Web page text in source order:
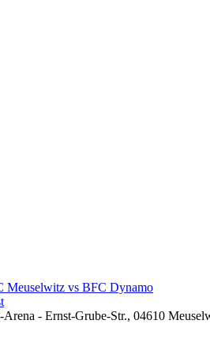
Meuselwitz vs BFC Dynamo
Arena - Ernst-Grube-Str., 04610